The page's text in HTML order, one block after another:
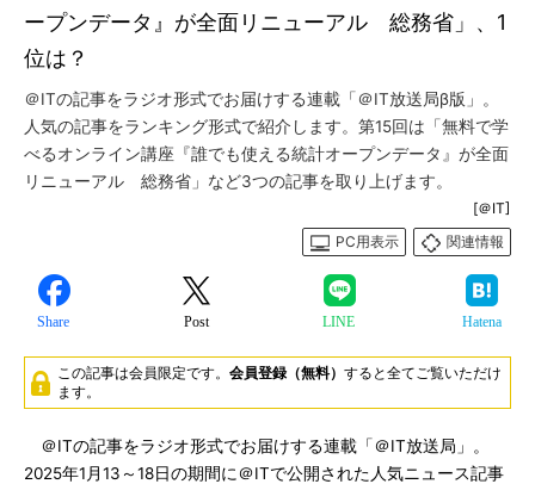
ープンデータ』が全面リニューアル 総務省」、1
位は？
＠ITの記事をラジオ形式でお届けする連載「＠IT放送局β版」。
人気の記事をランキング形式で紹介します。第15回は「無料で学
べるオンライン講座『誰でも使える統計オープンデータ』が全面
リニューアル 総務省」など3つの記事を取り上げます。
[＠IT]
PC用表示
関連情報
Share Post LINE Hatena
この記事は会員限定です。 会員登録（無料） すると全てご覧いただけ
ます。
＠ITの記事をラジオ形式でお届けする連載「＠IT放送局」。
2025年1月13～18日の期間に＠ITで公開された人気ニュース記事